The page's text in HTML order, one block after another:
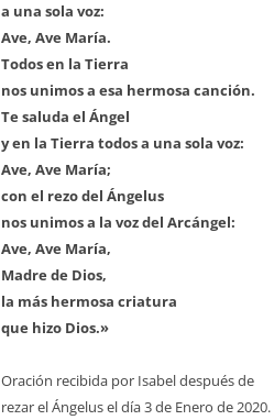
a una sola voz:
Ave, Ave María.
Todos en la Tierra
nos unimos a esa hermosa canción.
Te saluda el Ángel
y en la Tierra todos a una sola voz:
Ave, Ave María;
con el rezo del Ángelus
nos unimos a la voz del Arcángel:
Ave, Ave María,
Madre de Dios,
la más hermosa criatura
que hizo Dios.»
Oración recibida por Isabel después de
rezar el Ángelus el día 3 de Enero de 2020.